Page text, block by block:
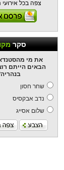
צפה בכל
סקר
את מי
הבאים הייתם
שחר חסון
נדב אבקסיס
שלום אסייג